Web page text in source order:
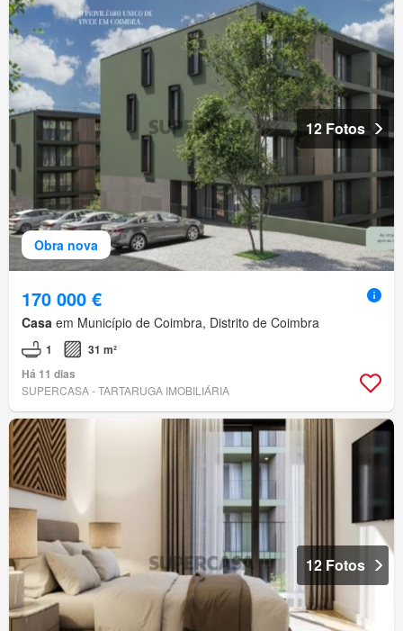
Obra nova
12 Fotos
170 000 €
Casa em Município de Coimbra, Distrito de Coimbra
1
31 m²
Há 11 dias
SUPERCASA - TARTARUGA IMOBILIÁRIA
12 Fotos